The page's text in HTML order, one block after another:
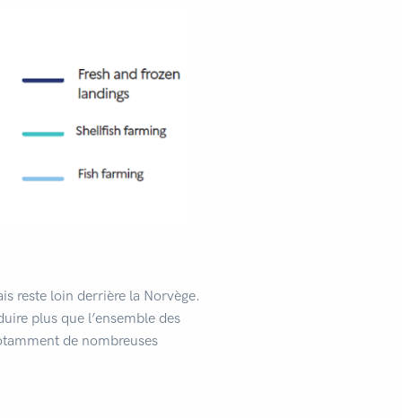
reste loin derrière la Norvège.
plus que l’ensemble des
de nombreuses